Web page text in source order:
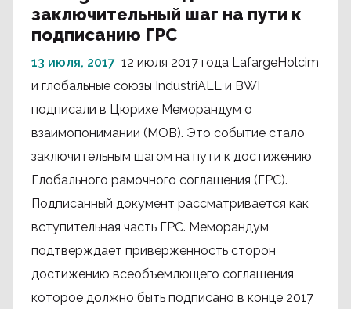
заключительный шаг на пути к
подписанию ГРС
13 июля, 2017 12 июля 2017 года LafargeHolcim
и глобальные союзы IndustriALL и BWI
подписали в Цюрихе Меморандум о
взаимопонимании (МОВ). Это событие стало
заключительным шагом на пути к достижению
Глобального рамочного соглашения (ГРС).
Подписанный документ рассматривается как
вступительная часть ГРС. Меморандум
подтверждает приверженность сторон
достижению всеобъемлющего соглашения,
которое должно быть подписано в конце 2017